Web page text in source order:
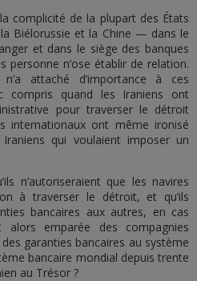
complicité de la plupart des États
Biélorussie et la Chine — dans le
et dans le siège des banques
personne n’ose établir de relation.
attaché d’importance à ces
compris quand les Iraniens ont
pour traverser le détroit
internationaux ont même ironisé
qui voulaient imposer un
n’autoriseraient que les navires
à traverser le détroit, et qu’ils
bancaires aux autres, en cas
alors emparée des compagnies
garanties bancaires au système
bancaire mondial depuis trente
au Trésor ?